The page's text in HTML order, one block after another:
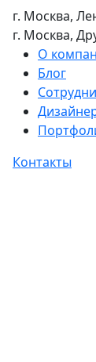
г. Москва,
г. Москва,
О
Блог
Контакты